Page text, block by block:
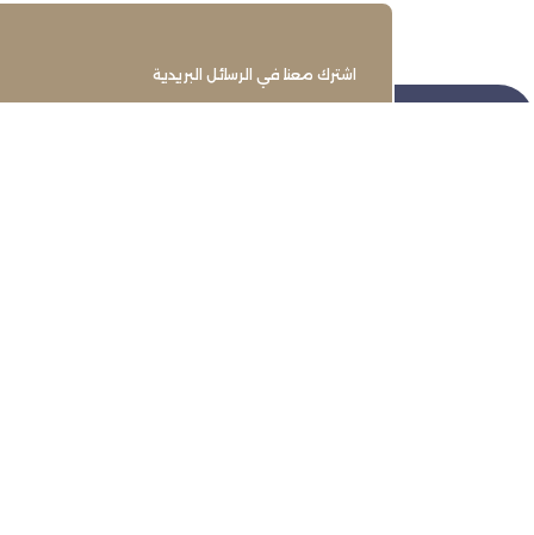
اشترك معنا في الرسائل البريدية